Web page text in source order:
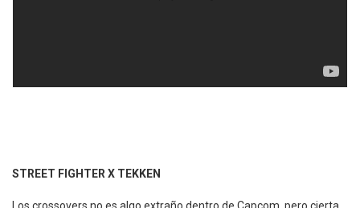
STREET FIGHTER X TEKKEN
Los crossovers no es algo extraño dentro de Capcom, pero cierta